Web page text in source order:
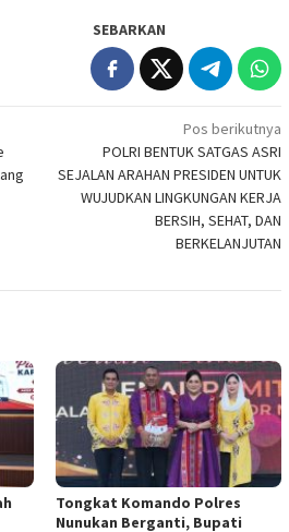
SEBARKAN
Pos berikutnya
POLRI BENTUK SATGAS ASRI
SEJALAN ARAHAN PRESIDEN UNTUK
WUJUDKAN LINGKUNGAN KERJA
BERSIH, SEHAT, DAN
BERKELANJUTAN
Tongkat Komando Polres
Nunukan Berganti, Bupati